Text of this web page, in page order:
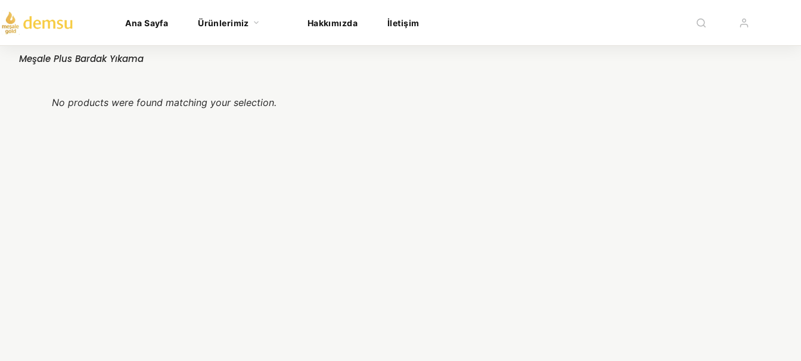
Ana Sayfa Ürünlerimiz Hakkımızda İletişim
Meşale Plus Bardak Yıkama
No products were found matching your selection.